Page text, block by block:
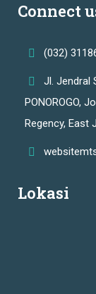
Connect
(032)
Jl. Jendral
PONOROGO,
Regency, East
Lokasi